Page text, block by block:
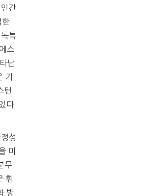
간
한
특
스
난
기
턴
다
성
미
무
휘
방